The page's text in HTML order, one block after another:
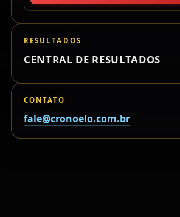
RESULTADOS
CENTRAL DE RESULTADOS
CONTATO
fale@cronoelo.com.br